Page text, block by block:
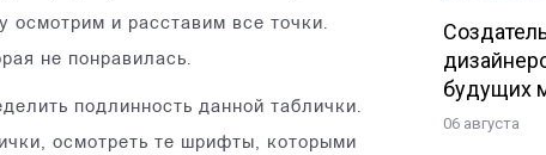
осмотрим и расставим все точки.
не понравилась.
подлинность данной таблички.
осмотреть те шрифты, которыми
будущих
06 августа